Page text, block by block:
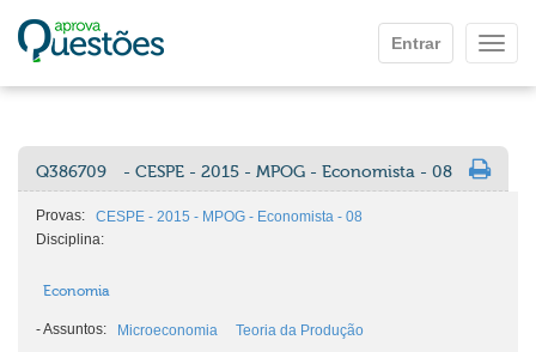
Entrar
Q386709 - CESPE - 2015 - MPOG - Economista - 08
Provas:
CESPE - 2015 - MPOG - Economista - 08
Disciplina:
Economia
-Assuntos: Microeconomia Teoria da Produção